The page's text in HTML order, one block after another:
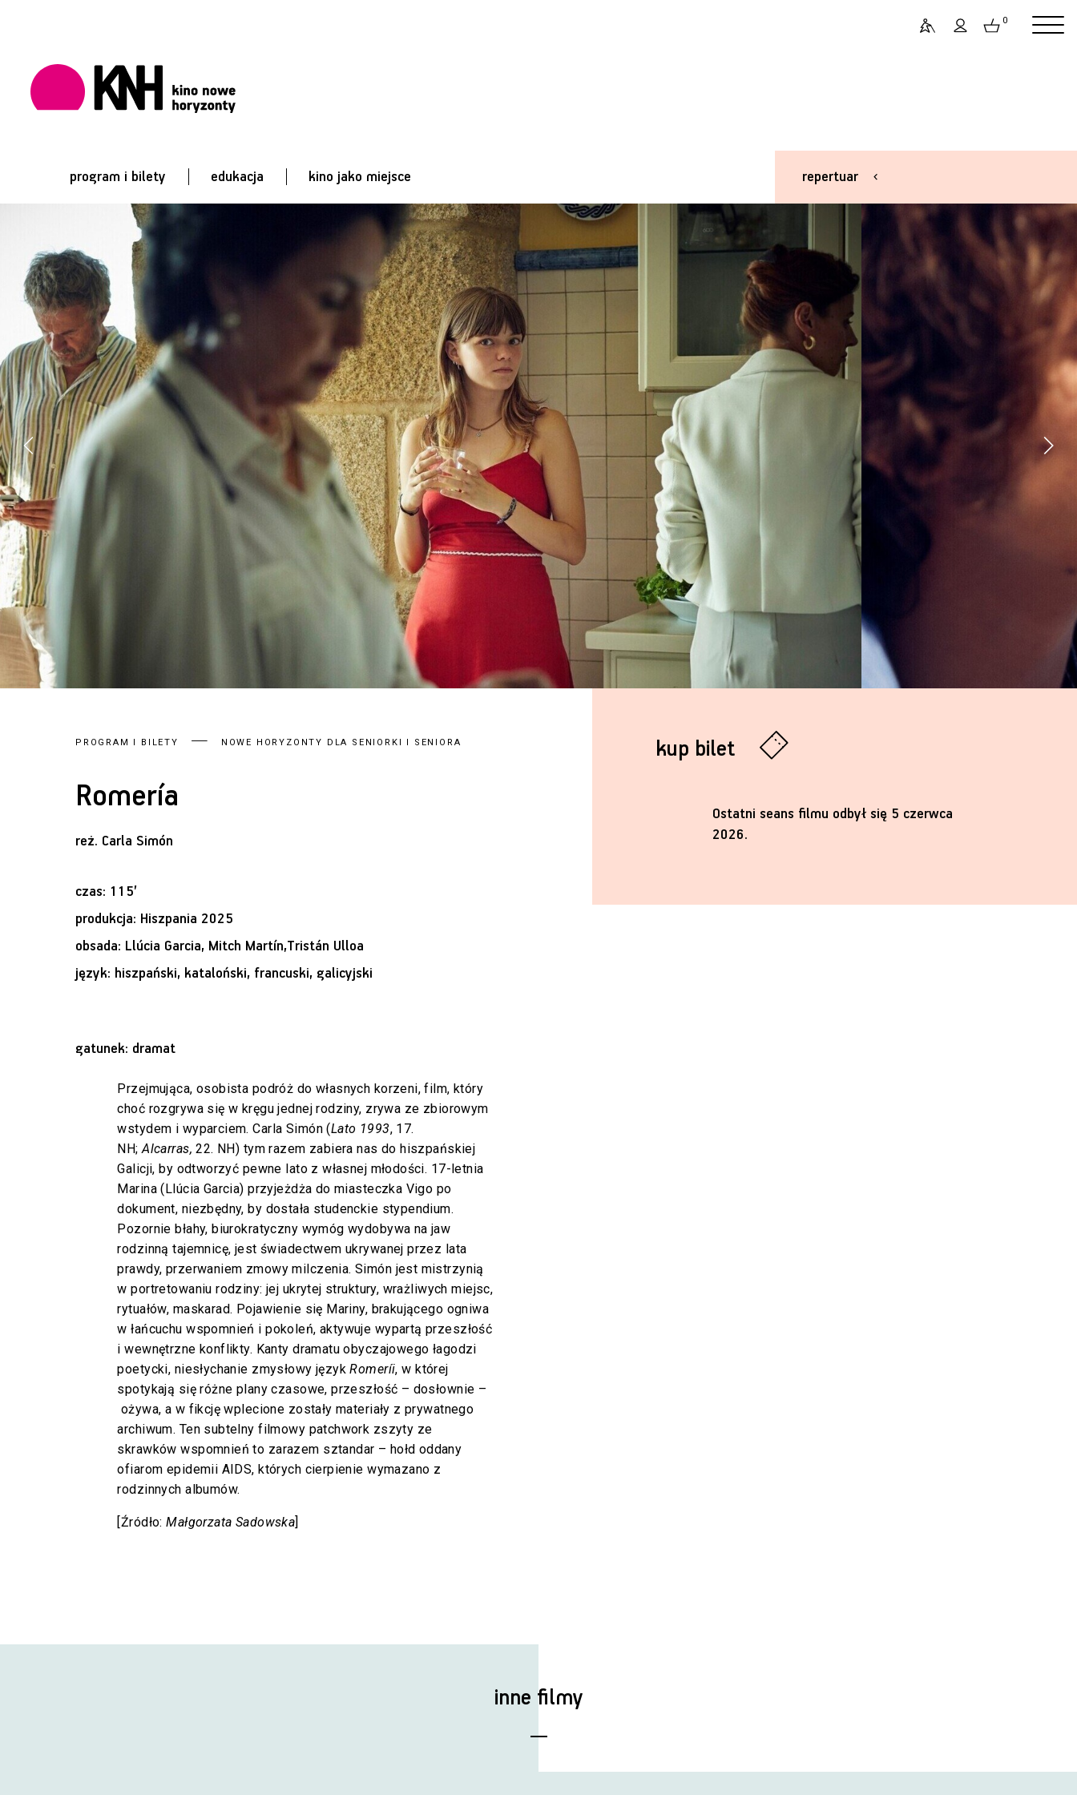
0
program i bilety edukacja kino jako miejsce repertuar
kup bilet
Ostatni seans filmu odbył się 5 czerwca
2026.
PROGRAM I BILETY NOWE HORYZONTY DLA SENIORKI I SENIORA
Romería
reż. Carla Simón
czas: 115’
produkcja: Hiszpania 2025
obsada: Llúcia Garcia, Mitch Martín,Tristán Ulloa
język: hiszpański, kataloński, francuski, galicyjski
gatunek: dramat
Przejmująca, osobista podróż do własnych korzeni, film, który
choć rozgrywa się w kręgu jednej rodziny, zrywa ze zbiorowym
wstydem i wyparciem. Carla Simón (Lato 1993, 17.
NH;Alcarras,22. NH) tym razem zabiera nas do hiszpańskiej
Galicji, by odtworzyć pewne lato z własnej młodości. 17-letnia
Marina (Llúcia Garcia) przyjeżdża do miasteczka Vigo po
dokument, niezbędny, by dostała studenckie stypendium.
Pozornie błahy, biurokratyczny wymóg wydobywa na jaw
rodzinną tajemnicę, jest świadectwem ukrywanej przez lata
prawdy, przerwaniem zmowy milczenia. Simón jest mistrzynią
w portretowaniu rodziny: jej ukrytej struktury, wrażliwych miejsc,
rytuałów, maskarad. Pojawienie się Mariny, brakującego ogniwa
w łańcuchu wspomnień i pokoleń, aktywuje wypartą przeszłość
i wewnętrzne konflikty. Kanty dramatu obyczajowego łagodzi
poetycki, niesłychanie zmysłowy język Romeríi, w której
spotykają się różne plany czasowe, przeszłość – dosłownie –
ożywa, a w fikcję wplecione zostały materiały z prywatnego
archiwum. Ten subtelny filmowy patchwork zszyty ze
skrawków wspomnień to zarazem sztandar – hołd oddany
ofiarom epidemii AIDS, których cierpienie wymazano z
rodzinnych albumów.
[Źródło: Małgorzata Sadowska
inne filmy